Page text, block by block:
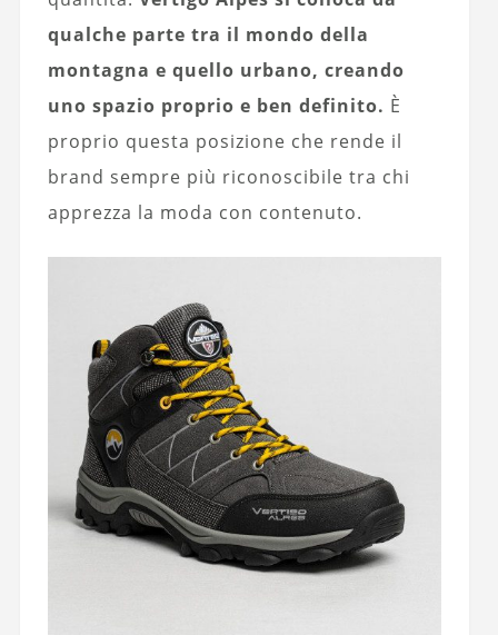
qualche parte tra il mondo della
montagna e quello urbano, creando
uno spazio proprio e ben definito. È
proprio questa posizione che rende il
brand sempre più riconoscibile tra chi
apprezza la moda con contenuto.